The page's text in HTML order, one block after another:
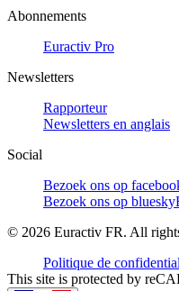
Abonnements
Euractiv Pro
Newsletters
Rapporteur
Newsletters en anglais
Social
Bezoek ons op
Bezoek ons op bluesky
© 2026 Euractiv FR. All
Politique de
This site is protected by